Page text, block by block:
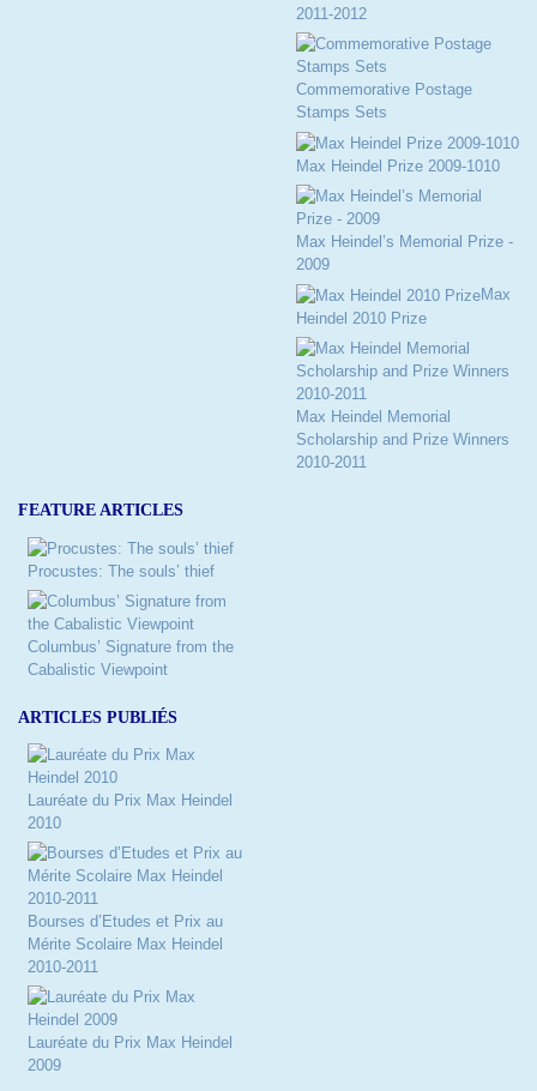
2011-2012
Commemorative Postage
Stamps Sets
Max Heindel Prize 2009-1010
Max Heindel’s Memorial Prize -
2009
Max
Heindel 2010 Prize
Max Heindel Memorial
Scholarship and Prize Winners
2010-2011
FEATURE ARTICLES
Procustes: The souls’ thief
Columbus’ Signature from the
Cabalistic Viewpoint
ARTICLES PUBLIÉS
Lauréate du Prix Max Heindel
2010
Bourses d’Etudes et Prix au
Mérite Scolaire Max Heindel
2010-2011
Lauréate du Prix Max Heindel
2009